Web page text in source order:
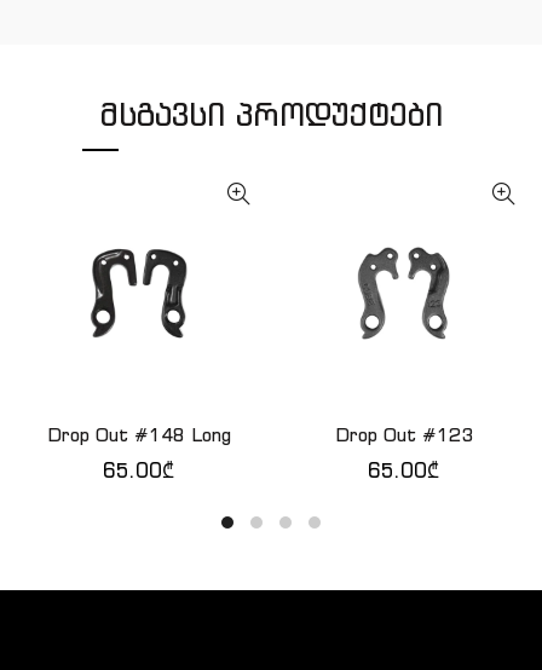
ᲛᲡᲒᲐᲕᲡᲘ ᲞᲠᲝᲓᲣᲥᲢᲔᲑᲘ
ᲙᲐᲚᲐᲗᲐᲨᲘ ᲓᲐᲛᲐᲢᲔᲑᲐ
Drop Out #148 Long
65.00₾
ᲙᲐᲚᲐᲗᲐᲨᲘ ᲓᲐᲛᲐᲢᲔᲑᲐ
Drop Out #123
65.00₾